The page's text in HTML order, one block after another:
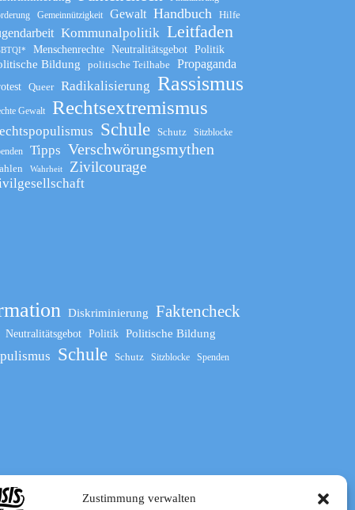
Zustimmung verwalten
Gemeinnützigkeit Gewalt Handbuch Hilfe
Kommunalpolitik Leitfaden
Menschenrechte Neutralitätsgebot Politik
Bildung politische Teilhabe Propaganda
Queer Radikalisierung Rassismus
Gewalt Rechtsextremismus
Schule Schutz
Sitzblocke
Tipps Verschwörungsmythen
Wahrheit Zivilcourage
Diskriminierung Faktencheck
Neutralitätsgebot Politik Politische Bildung
Schule Schutz Sitzblocke Spenden